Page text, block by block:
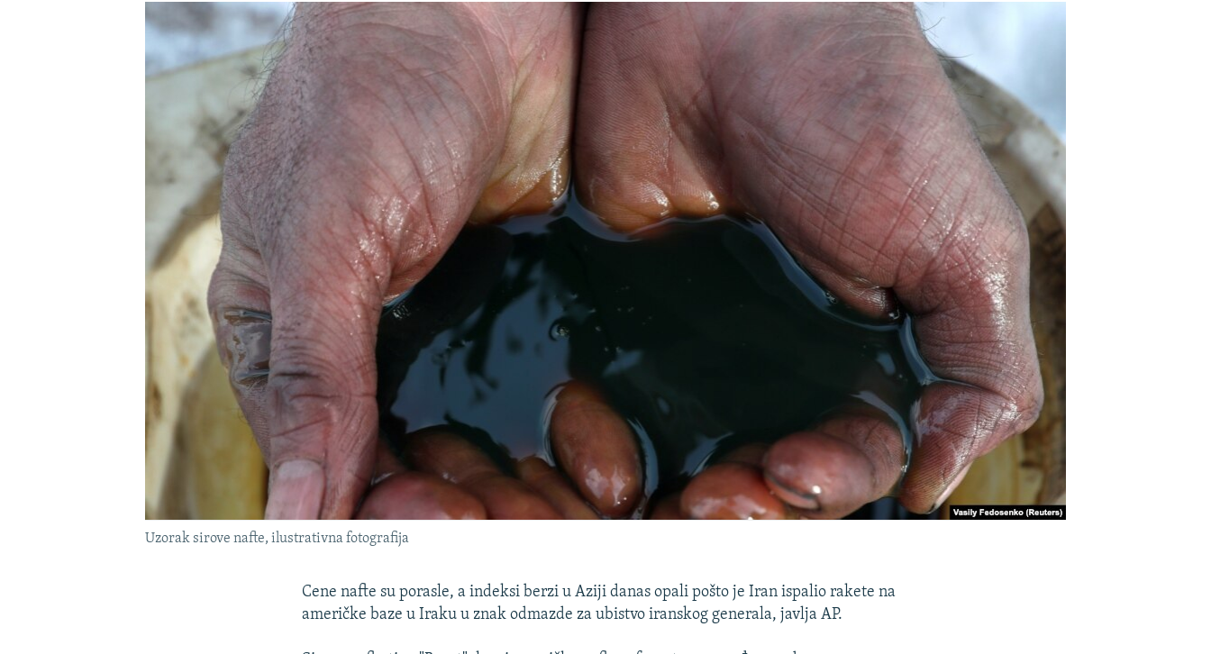
TRI DECENIJE OD RATA U BIH
NASTANAK I RASPAD JUGOSLAVIJE
Uzorak sirove nafte, ilustrativna fotografija
Cene nafte su porasle, a indeksi berzi u Aziji danas opali pošto je Iran ispalio rakete na
američke baze u Iraku u znak odmazde za ubistvo iranskog generala, javlja AP.